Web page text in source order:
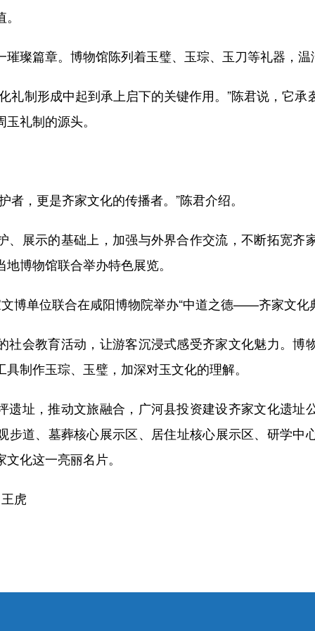
篇章。博物馆陈列着玉璧、玉琮、玉刀等礼器，温
形成中起到承上启下的关键作用。”陈君说，它承
礼制的源头。
更是齐家文化的传播者。”陈君介绍。
示的基础上，加强与外界合作交流，不断拓宽齐
博物馆联合举办特色展览。
单位联合在咸阳博物院举办“中道之德——齐家文化
教育活动，让游客沉浸式感受齐家文化魅力。博
制作玉琮、玉璧，加深对玉文化的理解。
，推动文旅融合，广河县投资建设齐家文化遗址
步道、墓葬核心展示区、居住址核心展示区、研学中
化这一亮丽名片。
虎